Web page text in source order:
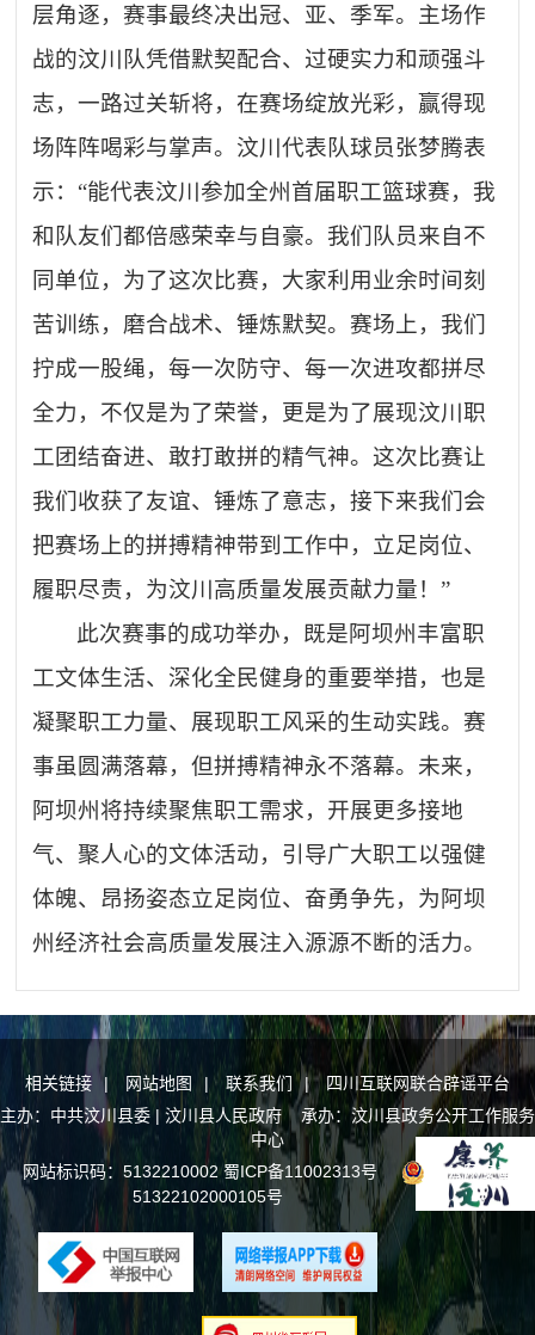
层角逐，赛事最终决出冠、亚、季军。主场作
战的汶川队凭借默契配合、过硬实力和顽强斗
志，一路过关斩将，在赛场绽放光彩，赢得现
场阵阵喝彩与掌声。汶川代表队球员张梦腾表
示： “能代表汶川参加全州首届职工篮球赛，我
和队友们都倍感荣幸与自豪。我们队员来自不
同单位，为了这次比赛，大家利用业余时间刻
苦训练，磨合战术、锤炼默契。赛场上，我们
拧成一股绳，每一次防守、每一次进攻都拼尽
全力，不仅是为了荣誉，更是为了展现汶川职
工团结奋进、敢打敢拼的精气神。这次比赛让
我们收获了友谊、锤炼了意志，接下来我们会
把赛场上的拼搏精神带到工作中，立足岗位、
履职尽责，为汶川高质量发展贡献力量！”
此次赛事的成功举办，既是阿坝州丰富职
工文体生活、深化全民健身的重要举措，也是
凝聚职工力量、展现职工风采的生动实践。赛
事虽圆满落幕，但拼搏精神永不落幕。未来，
阿坝州将持续聚焦职工需求，开展更多接地
气、聚人心的文体活动，引导广大职工以强健
体魄、昂扬姿态立足岗位、奋勇争先，为阿坝
州经济社会高质量发展注入源源不断的活力。
相关链接 | 网站地图 | 联系我们 |
四川互联网联合辟谣平台
主办：中共汶川县委 | 汶川县人民政府 承办：汶川县政务公开工作服务
中心
网站标识码：5132210002蜀ICP备11002313号
川公网安备
51322102000105号